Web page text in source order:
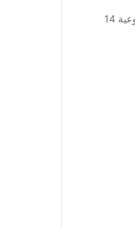
عروض يورمارشيه الأسبوعية 14 فبراير 2018 الموافق 28 جمادى الأول 1439 عروض يورمارشيه الأسبوعية 14